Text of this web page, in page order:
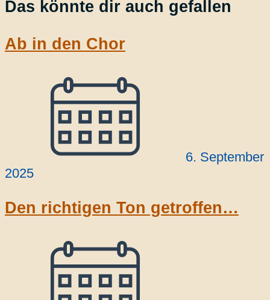
Das könnte dir auch gefallen
Ab in den Chor
6. September
2025
Den richtigen Ton getroffen…